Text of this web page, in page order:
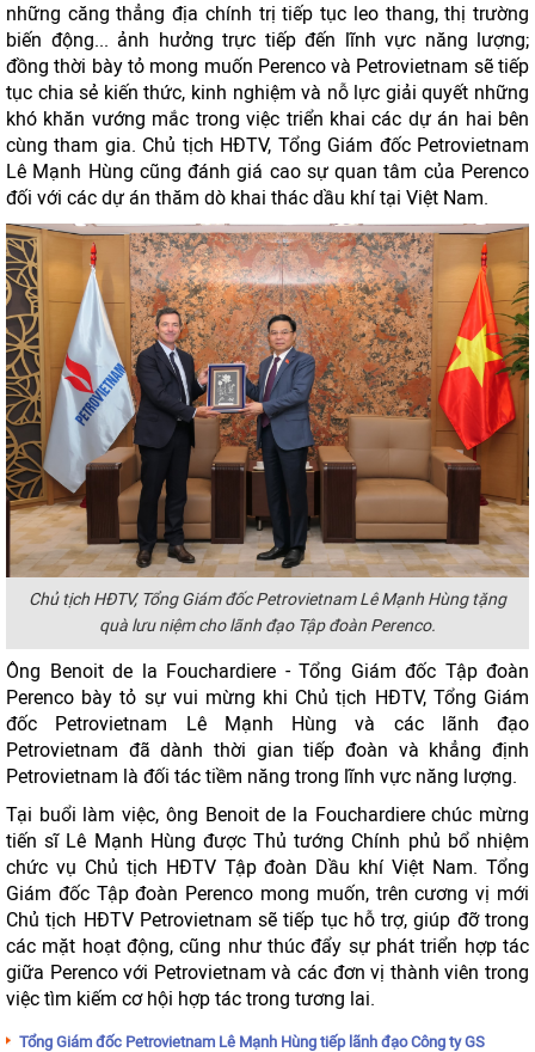
những căng thẳng địa chính trị tiếp tục leo thang, thị trường
biến động... ảnh hưởng trực tiếp đến lĩnh vực năng lượng;
đồng thời bày tỏ mong muốn Perenco và Petrovietnam sẽ tiếp
tục chia sẻ kiến thức, kinh nghiệm và nỗ lực giải quyết những
khó khăn vướng mắc trong việc triển khai các dự án hai bên
cùng tham gia. Chủ tịch HĐTV, Tổng Giám đốc Petrovietnam
Lê Mạnh Hùng cũng đánh giá cao sự quan tâm của Perenco
đối với các dự án thăm dò khai thác dầu khí tại Việt Nam.
Chủ tịch HĐTV, Tổng Giám đốc Petrovietnam Lê Mạnh Hùng tặng
quà lưu niệm cho lãnh đạo Tập đoàn Perenco.
Ông Benoit de la Fouchardiere - Tổng Giám đốc Tập đoàn
Perenco bày tỏ sự vui mừng khi Chủ tịch HĐTV, Tổng Giám
đốc Petrovietnam Lê Mạnh Hùng và các lãnh đạo
Petrovietnam đã dành thời gian tiếp đoàn và khẳng định
Petrovietnam là đối tác tiềm năng trong lĩnh vực năng lượng.
Tại buổi làm việc, ông Benoit de la Fouchardiere chúc mừng
tiến sĩ Lê Mạnh Hùng được Thủ tướng Chính phủ bổ nhiệm
chức vụ Chủ tịch HĐTV Tập đoàn Dầu khí Việt Nam. Tổng
Giám đốc Tập đoàn Perenco mong muốn, trên cương vị mới
Chủ tịch HĐTV Petrovietnam sẽ tiếp tục hỗ trợ, giúp đỡ trong
các mặt hoạt động, cũng như thúc đẩy sự phát triển hợp tác
giữa Perenco với Petrovietnam và các đơn vị thành viên trong
việc tìm kiếm cơ hội hợp tác trong tương lai.
Tổng Giám đốc Petrovietnam Lê Mạnh Hùng tiếp lãnh đạo Công ty GS